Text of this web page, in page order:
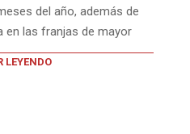
del año, además de
en las franjas de mayor
LEYENDO